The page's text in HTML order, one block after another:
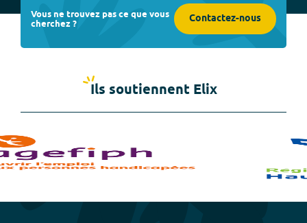
Vous ne trouvez pas ce que vous
cherchez ? Contactez-nous
Ils soutiennent Elix